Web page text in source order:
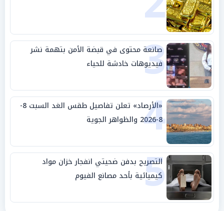
3
صانعة محتوى في قبضة الأمن بتهمة نشر
فيديوهات خادشة للحياء
4
«الأرصاد» تعلن تفاصيل طقس الغد السبت 8-
8-2026 والظواهر الجوية
5
التصريح بدفن ضحيتي انفجار خزان مواد
كيميائية بأحد مصانع الفيوم